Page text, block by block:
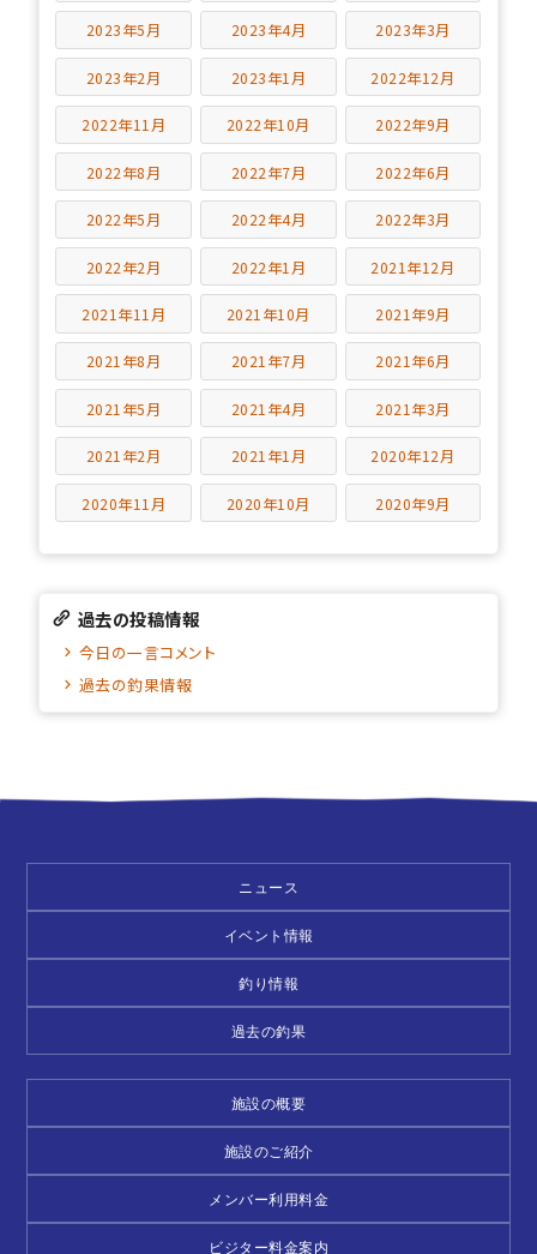
2023年5月 2023年4月 2023年3月
2023年2月 2023年1月 2022年12月
2022年11月 2022年10月 2022年9月
2022年8月 2022年7月 2022年6月
2022年5月 2022年4月 2022年3月
2022年2月 2022年1月 2021年12月
2021年11月 2021年10月 2021年9月
2021年8月 2021年7月 2021年6月
2021年5月 2021年4月 2021年3月
2021年2月 2021年1月 2020年12月
2020年11月 2020年10月 2020年9月
過去の投稿情報
今日の一言コメント
過去の釣果情報
ニュース
イベント情報
釣り情報
過去の釣果
施設の概要
施設のご紹介
メンバー利用料金
ビジター料金案内